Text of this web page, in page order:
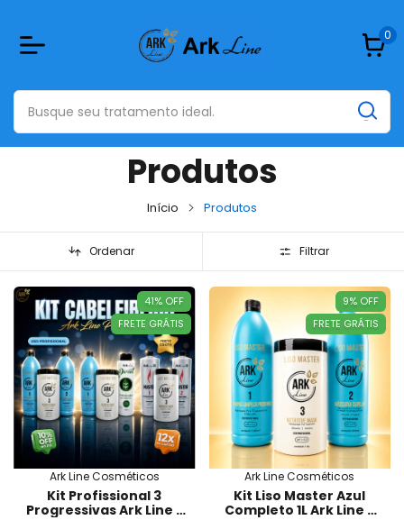
0
Produtos
Início Produtos
Ordenar Filtrar
41% OFF
FRETE GRÁTIS
Ark Line Cosméticos
Kit Profissional 3
Progressivas Ark Line -
9% OFF
FRETE GRÁTIS
Ark Line Cosméticos
Kit Liso Master Azul
Completo 1L Ark Line -